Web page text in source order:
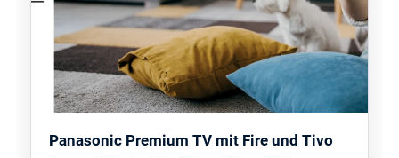
Panasonic Premium TV mit Fire und Tivo